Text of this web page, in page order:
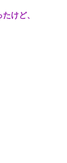
けど、